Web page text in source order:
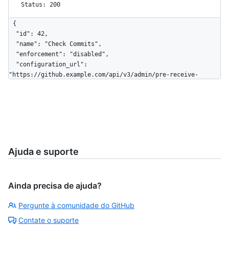
Status: 200
{
"https://github.example.com/api/v3/admin/pre-receive-
Ajuda e suporte
Ainda precisa de ajuda?
Pergunte à comunidade do GitHub
Contate o suporte